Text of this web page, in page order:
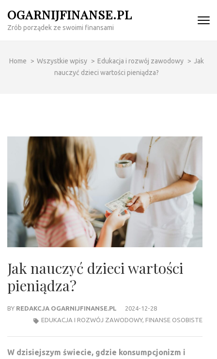
content
OGARNIJFINANSE.PL
Zrób porządek ze swoimi finansami
Home > Wszystkie wpisy > Edukacja i rozwój zawodowy > Jak
nauczyć dzieci wartości pieniądza?
Jak nauczyć dzieci wartości
pieniądza?
BY REDAKCJA OGARNIJFINANSE.PL
2024-12-28
EDUKACJA I ROZWÓJ ZAWODOWY, FINANSE OSOBISTE
W dzisiejszym świecie, gdzie konsumpcjonizm i